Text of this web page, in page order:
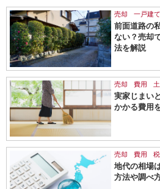
売却 一戸建て
前面道路の
ない？売却
法を解説
売却 費用
実家じまい
かかる費用
売却 費用
地代の相場
方法や調べ